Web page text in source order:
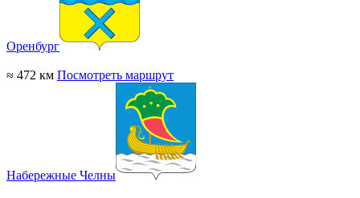
Оренбург
≈ 472 км Посмотреть маршрут
Набережные Челны